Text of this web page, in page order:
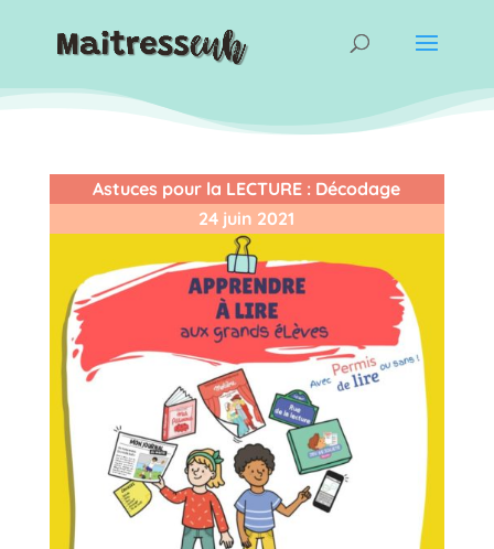
Astuces pour la LECTURE : Décodage
24 juin 2021